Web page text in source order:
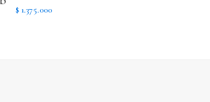
$ 1.375.000